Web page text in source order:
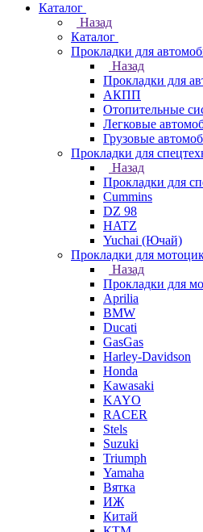
Каталог
Назад
Каталог
Прокладки для
Назад
Прокладки для
АКПП
Отопительные
Легковые
Грузовые
Прокладки для
Назад
Прокладки для
Cummins
DZ 98
HATZ
Yuchai (Ючай)
Прокладки для
Назад
Прокладки для
Aprilia
BMW
Ducati
GasGas
Harley-Davidson
Honda
Kawasaki
KAYO
RACER
Stels
Suzuki
Triumph
Yamaha
Вятка
ИЖ
Китай